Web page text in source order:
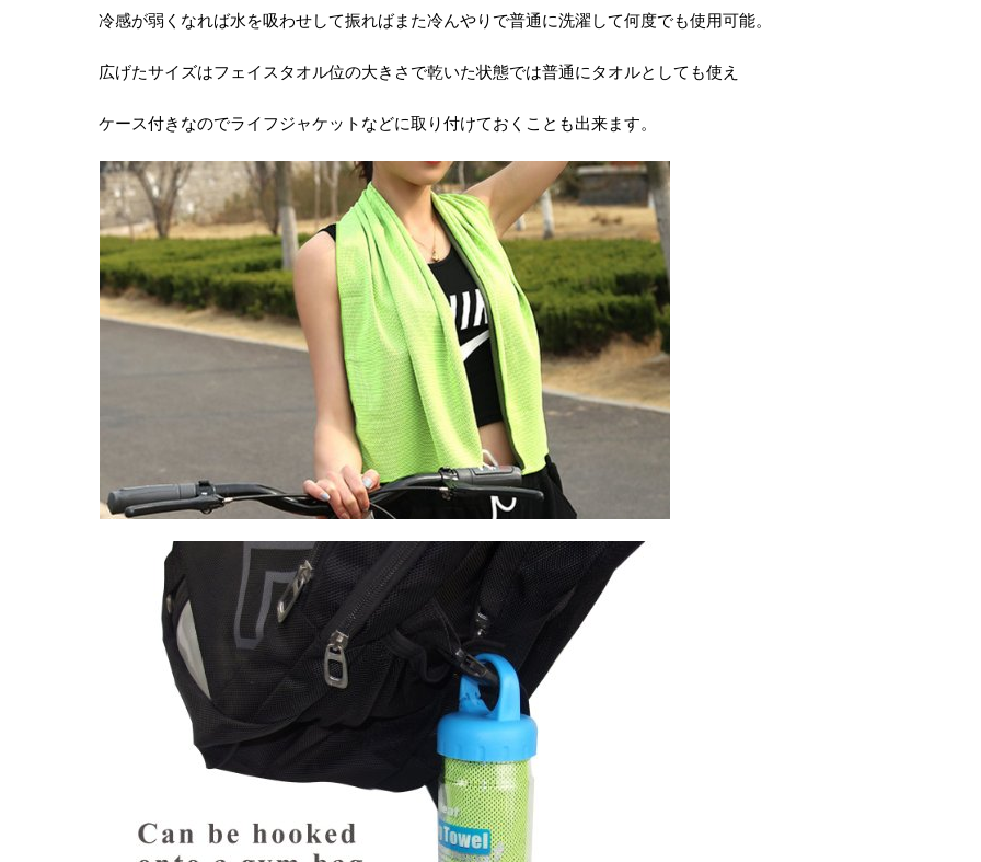
冷感が弱くなれば水を吸わせして振ればまた冷んやりで普通に洗濯して何度でも使用可能。
広げたサイズはフェイスタオル位の大きさで乾いた状態では普通にタオルとしても使え
ケース付きなのでライフジャケットなどに取り付けておくことも出来ます。